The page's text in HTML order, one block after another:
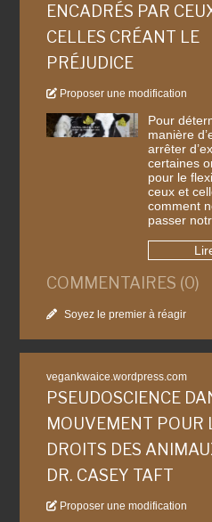
ENCADRÉS PAR
CELLES CRÉANT LE
PRÉJUDICE
Proposer une modification
Pour
manière
arrêter
certaines
pour le
ceux et
comment
passer
COMMENTAIRES (0)
Soyez le premier à réagir
vegankwaice.wordpress.com
PSEUDOSCIENCE
MOUVEMENT POUR
DROITS DES
DR. CASEY TAFT
Proposer une modification